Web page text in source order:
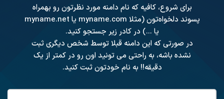
برای شروع، کافیه که نام دامنه مورد نظرتون رو بهمراه
پسوند دلخواه‌تون (مثلا myname.com یا myname.net
یا ...) در کادر زیر جستجو کنید.
در صورتی که این دامنه قبلا توسط شخص دیگری ثبت
نشده باشه، به راحتی می تونید اون رو در کمتر از یک
دقیقه!! به نام خودتون ثبت کنید.